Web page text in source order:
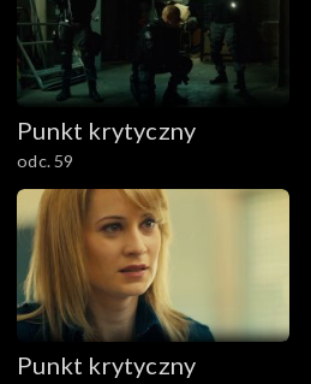
Punkt krytyczny
odc. 59
Punkt krytyczny